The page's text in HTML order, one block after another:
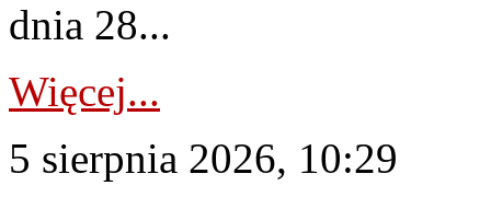
dnia 28...
Więcej...
5 sierpnia 2026, 10:29